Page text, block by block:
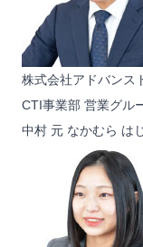
株式会社アドバンス
CTI事業部 営業グル
中村 元 なかむら は